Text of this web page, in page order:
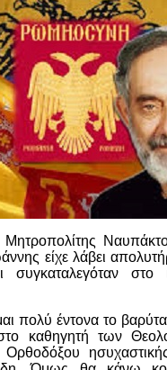
είχε λάβει
στο
πολύ έντονα το
καθηγητή των
Ορθοδόξου